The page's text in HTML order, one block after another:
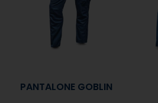
PANTALONE GOBLIN